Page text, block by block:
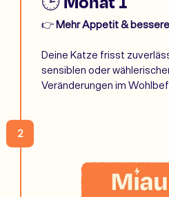
👉Mehr Appetit &
Deine Katze frisst
sensiblen oder
Veränderungen im
2